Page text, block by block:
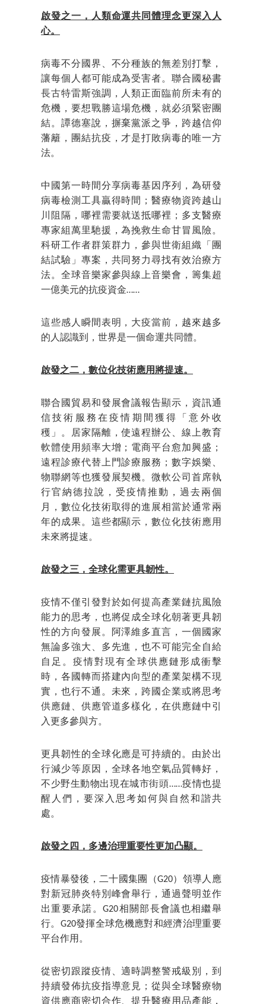
啟發之一，人類命運共同體理念更深入人
心。
病毒不分國界、不分種族的無差別打擊，
讓每個人都可能成為受害者。聯合國秘書
長古特雷斯強調，人類正面臨前所未有的
危機，要想戰勝這場危機，就必須緊密團
結。譚德塞說，摒棄黨派之爭，跨越信仰
藩籬，團結抗疫，才是打敗病毒的唯一方
法。
中國第一時間分享病毒基因序列，為研發
病毒檢測工具贏得時間；醫療物資跨越山
川阻隔，哪裡需要就送抵哪裡；多支醫療
專家組萬里馳援，為挽救生命甘冒風險。
科研工作者群策群力，參與世衛組織「團
結試驗」專案，共同努力尋找有效治療方
法。全球音樂家參與線上音樂會，籌集超
一億美元的抗疫資金……
這些感人瞬間表明，大疫當前，越來越多
的人認識到，世界是一個命運共同體。
啟發之二，數位化技術應用將提速。
聯合國貿易和發展會議報告顯示，資訊通
信技術服務在疫情期間獲得「意外收
穫」。居家隔離，使遠程辦公、線上教育
軟體使用頻率大增；電商平台愈加興盛；
遠程診療代替上門診療服務；數字娛樂、
物聯網等也獲發展契機。微軟公司首席執
行官納德拉說，受疫情推動，過去兩個
月，數位化技術取得的進展相當於通常兩
年的成果。這些都顯示，數位化技術應用
未來將提速。
啟發之三，全球化需更具韌性。
疫情不僅引發對於如何提高產業鏈抗風險
能力的思考，也將促成全球化朝著更具韌
性的方向發展。阿澤維多直言，一個國家
無論多強大、多先進，也不可能完全自給
自足。疫情對現有全球供應鏈形成衝擊
時，各國轉而搭建內向型的產業架構不現
實，也行不通。未來，跨國企業或將思考
供應鏈、供應管道多樣化，在供應鏈中引
入更多參與方。
更具韌性的全球化應是可持續的。由於出
行減少等原因，全球各地空氣品質轉好，
不少野生動物出現在城市街頭……疫情也提
醒人們，要深入思考如何與自然和諧共
處。
啟發之四，多邊治理重要性更加凸顯。
疫情暴發後，二十國集團（G20）領導人應
對新冠肺炎特別峰會舉行，通過聲明並作
出重要承諾。G20相關部長會議也相繼舉
行。G20發揮全球危機應對和經濟治理重要
平台作用。
從密切跟蹤疫情、適時調整警戒級別，到
持續發佈抗疫指導意見；從與全球醫療物
資供應商密切合作、提升醫療用品產能，